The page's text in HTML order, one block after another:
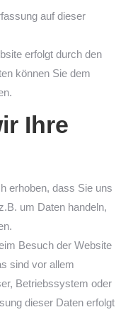
auf dieser
erfolgt durch den
können Sie dem
Ihre
erhoben, dass Sie uns
um Daten handeln,
Besuch der Website
sind vor allem
Betriebssystem oder
dieser Daten erfolgt